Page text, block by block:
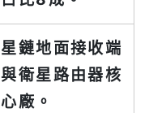
星鏈地面接收端
與衛星路由器核
心廠。